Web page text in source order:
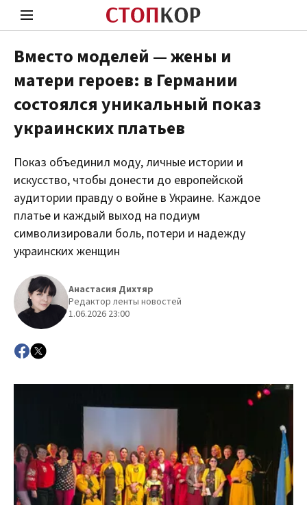
Стоп Политической Коррупции
Вместо моделей — жены и
матери героев: в Германии
состоялся уникальный показ
украинских платьев
Показ объединил моду, личные истории и
искусство, чтобы донести до европейской
аудитории правду о войне в Украине. Каждое
платье и каждый выход на подиум
символизировали боль, потери и надежду
украинских женщин
Анастасия Дихтяр
Редактор ленты новостей
1.06.2026 23:00